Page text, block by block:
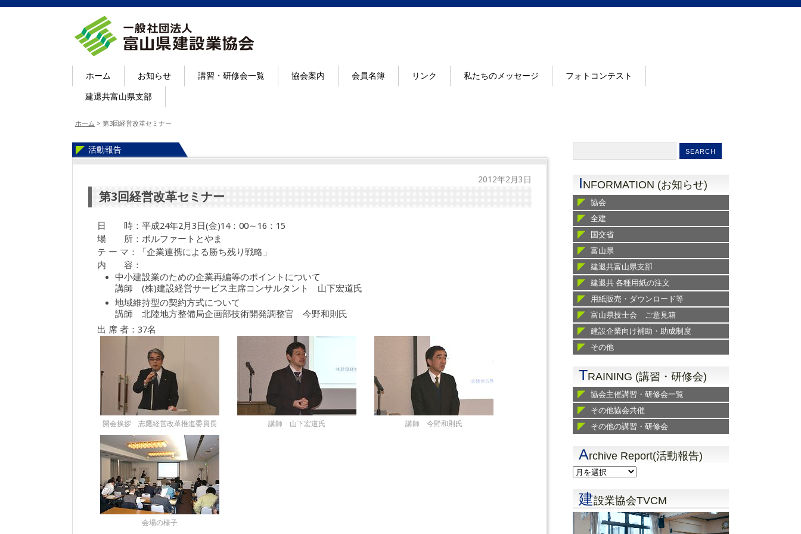
ホーム お知らせ 講習・研修会一覧 協会案内 会員名簿 リンク 私たちのメッセージ フォトコンテスト
建退共富山県支部
ホーム > 第3回経営改革セミナー
活動報告
2012年2月3日
第3回経営改革セミナー
日 時：平成24年2月3日(金)14：00～16：15
場 所：ボルファートとやま
テ ー マ：「企業連携による勝ち残り戦略」
内 容：
中小建設業のための企業再編等のポイントについて
講師 (株)建設経営サービス主席コンサルタント 山下宏道氏
地域維持型の契約方式について
講師 北陸地方整備局企画部技術開発調整官 今野和則氏
出 席 者：37名
開会挨拶 志鷹経営改革推進委員長 講師 山下宏道氏 講師 今野和則氏
会場の様子
INFORMATION (お知らせ)
協会
全建
国交省
富山県
建退共富山県支部
建退共 各種用紙の注文
用紙販売・ダウンロード等
富山県技士会 ご意見箱
建設企業向け補助・助成制度
その他
TRAINING (講習・研修会)
協会主催講習・研修会一覧
その他協会共催
その他の講習・研修会
Archive Report(活動報告)
建設業協会TVCM